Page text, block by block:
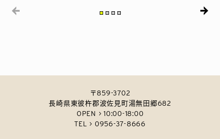
〒859-3702
長崎県東彼杵郡波佐見町湯無田郷682
OPEN > 10:00-18:00
TEL > 0956-37-8666